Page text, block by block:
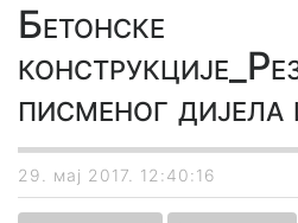
Бетонске
писменог дијела
29. мај 2017. 12:40:16